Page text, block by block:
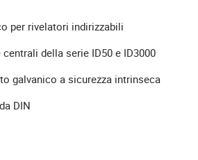
per rivelatori indirizzabili
della serie ID50 e ID3000
galvanico a sicurezza intrinseca
DIN